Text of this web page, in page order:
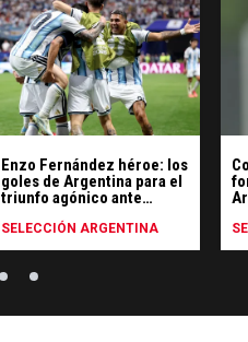
Enzo Fernández héroe: los
goles de Argentina para el
triunfo agónico ante
SELECCIÓN ARGENTINA